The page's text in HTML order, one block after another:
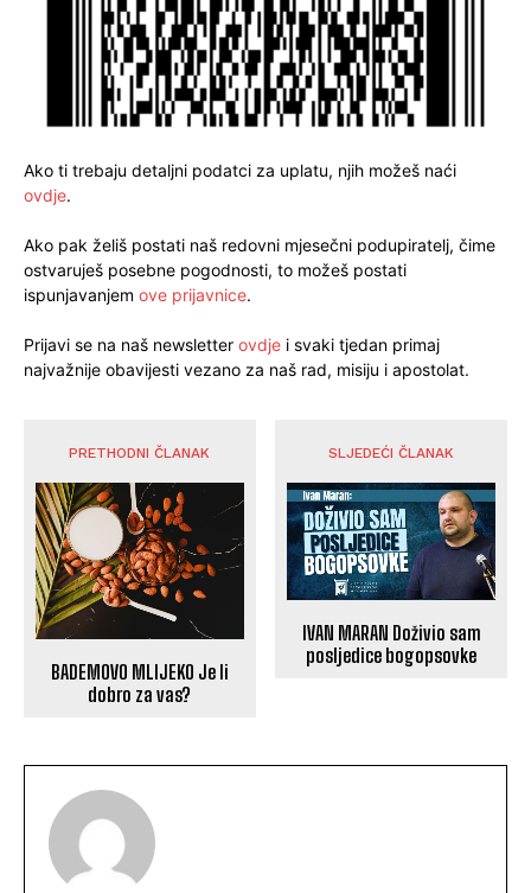
Ako ti trebaju detaljni podatci za uplatu, njih možeš naći
ovdje.
Ako pak želiš postati naš redovni mjesečni podupiratelj, čime
ostvaruješ posebne pogodnosti, to možeš postati
ispunjavanjem ove prijavnice.
Prijavi se na naš newsletter ovdje i svaki tjedan primaj
najvažnije obavijesti vezano za naš rad, misiju i apostolat.
PRETHODNI ČLANAK
BADEMOVO MLIJEKO Je li
dobro za vas?
SLJEDEĆI ČLANAK
IVAN MARAN Doživio sam
posljedice bogopsovke